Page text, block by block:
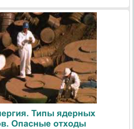
Типы ядерных
Опасные отходы